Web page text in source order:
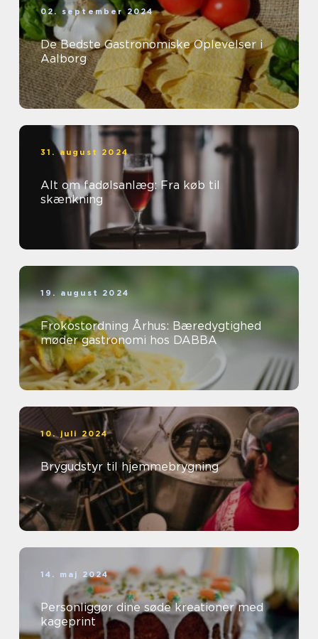
02. september 2024
De Bedste Gastronomiske Oplevelser i
Aalborg
31. august 2024
Alt om fadølsanlæg: Fra køb til
skænkning
19. august 2024
Frokostordning Århus: Bæredygtighed
møder gastronomi hos DABBA
10. juli 2024
Brygudstyr til hjemmebrygning
14. maj 2024
Personliggør dine søde kreationer med
kageprint